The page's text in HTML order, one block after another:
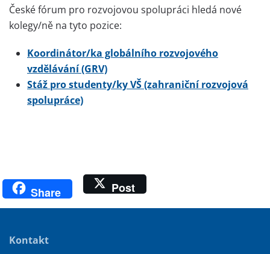
České fórum pro rozvojovou spolupráci hledá nové
kolegy/ně na tyto pozice:
Koordinátor/ka globálního rozvojového
vzdělávání (GRV)
Stáž pro studenty/ky VŠ (zahraniční rozvojová
spolupráce)
Share Post
Kontakt